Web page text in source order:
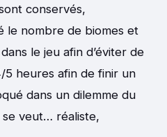
conservés,
le nombre de biomes et
le jeu afin d’éviter de
heures afin de finir un
dans un dilemme du
se veut… réaliste,